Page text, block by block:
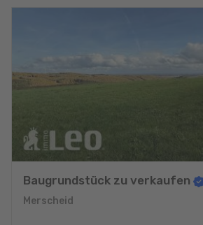
Étapes ADMINISTRATIVES
Nous nous consacrons à la vente ou la
d'appartements dans les quatre coins du
informations. Nous nous réjouissons de
bureaux à Diekirch et à Wincrange.
italien.
Baugrundstück zu verkaufen
Merscheid